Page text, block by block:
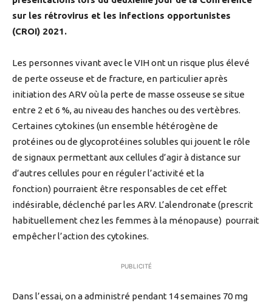
sur les rétrovirus et les infections opportunistes
(CROI) 2021.
Les personnes vivant avec le VIH ont un risque plus élevé
de perte osseuse et de fracture, en particulier après
initiation des ARV où la perte de masse osseuse se situe
entre 2 et 6 %, au niveau des hanches ou des vertèbres.
Certaines cytokines (un ensemble hétérogène de
protéines ou de glycoprotéines solubles qui jouent le rôle
de signaux permettant aux cellules d’agir à distance sur
d’autres cellules pour en réguler l’activité et la
fonction) pourraient être responsables de cet effet
indésirable, déclenché par les ARV. L’alendronate (prescrit
habituellement chez les femmes à la ménopause) pourrait
empêcher l’action des cytokines.
PUBLICITÉ
Dans l’essai, on a administré pendant 14 semaines 70 mg